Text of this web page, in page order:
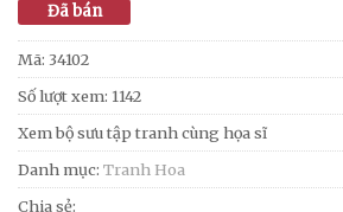
Đã bán
Mã: 34102
Số lượt xem: 1142
Xem bộ sưu tập tranh cùng họa sĩ
Danh mục: Tranh Hoa
Chia sẻ: